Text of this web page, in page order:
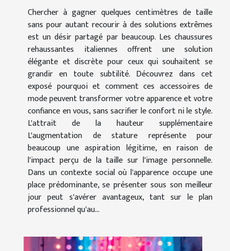
Chercher à gagner quelques centimètres de taille
sans pour autant recourir à des solutions extrêmes
est un désir partagé par beaucoup. Les chaussures
rehaussantes italiennes offrent une solution
élégante et discrète pour ceux qui souhaitent se
grandir en toute subtilité. Découvrez dans cet
exposé pourquoi et comment ces accessoires de
mode peuvent transformer votre apparence et votre
confiance en vous, sans sacrifier le confort ni le style.
L'attrait de la hauteur supplémentaire
L'augmentation de stature représente pour
beaucoup une aspiration légitime, en raison de
l'impact perçu de la taille sur l'image personnelle.
Dans un contexte social où l'apparence occupe une
place prédominante, se présenter sous son meilleur
jour peut s'avérer avantageux, tant sur le plan
professionnel qu'au...